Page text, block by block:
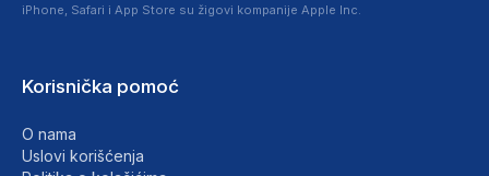
iPhone, Safari i App Store su žigovi kompanije Apple Inc.
Korisnička pomoć
O nama
Uslovi korišćenja